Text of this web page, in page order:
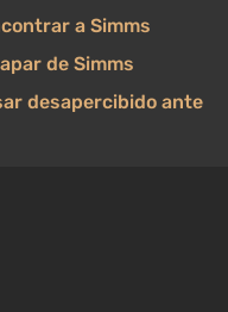
a Simms
de Simms
desapercibido ante